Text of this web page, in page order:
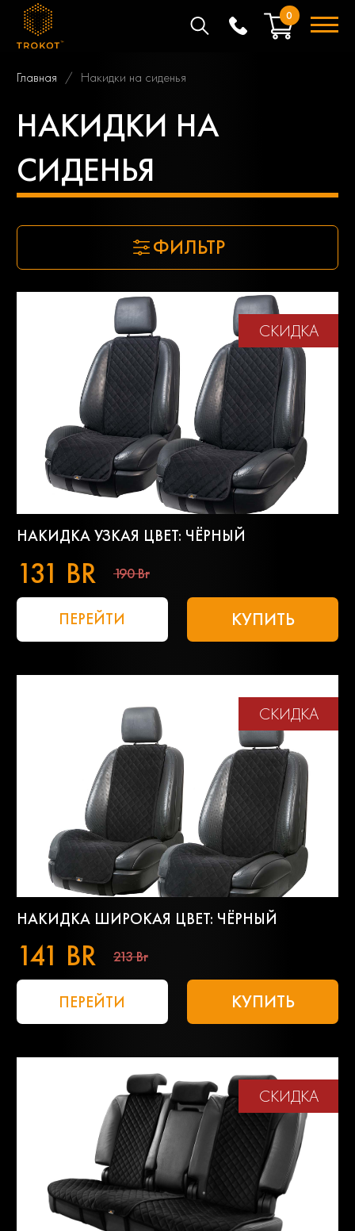
0
Главная Накидки на сиденья
НАКИДКИ НА
СИДЕНЬЯ
ФИЛЬТР
СКИДКА
НАКИДКА УЗКАЯ ЦВЕТ: ЧЁРНЫЙ
131 BR 190 Br
ПЕРЕЙТИ КУПИТЬ
СКИДКА
НАКИДКА ШИРОКАЯ ЦВЕТ: ЧЁРНЫЙ
141 BR 213 Br
ПЕРЕЙТИ КУПИТЬ
СКИДКА